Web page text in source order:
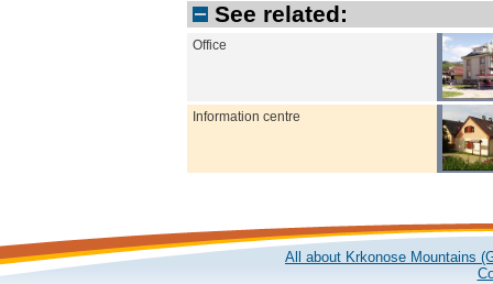
See related:
Office
Information centre
All about Krkonose Mountains